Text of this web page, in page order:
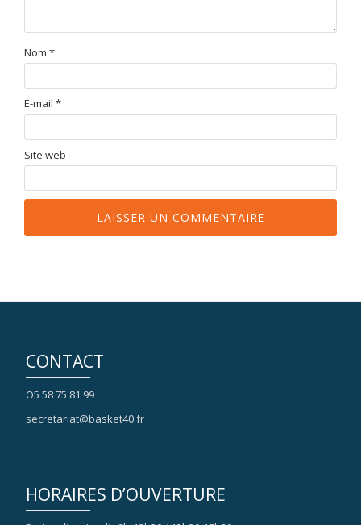
Nom *
E-mail *
Site web
CONTACT
O5 58 75 81 99
secretariat@basket40.fr
HORAIRES D’OUVERTURE